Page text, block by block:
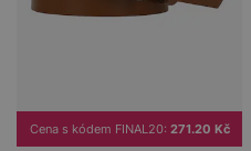
Cena s kódem FINAL20: 271.20 Kč